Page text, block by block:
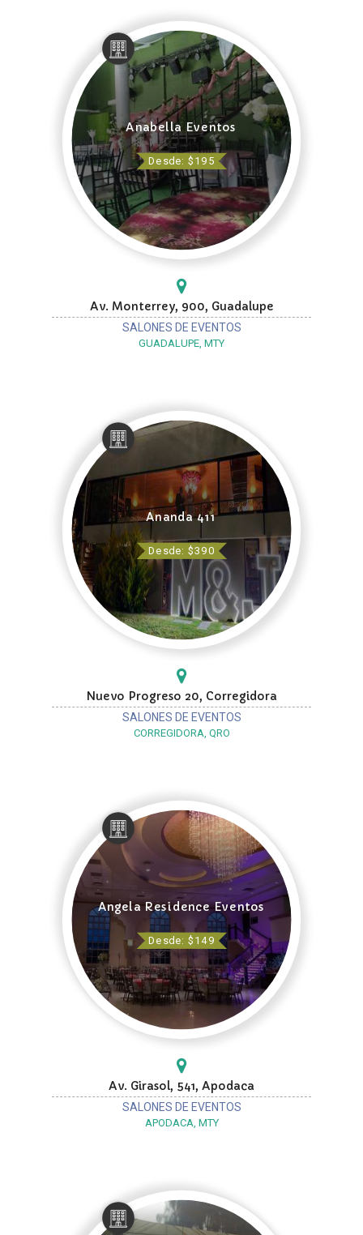
Anabella Eventos
Desde: $195
Av. Monterrey, 900, Guadalupe
SALONES DE EVENTOS
GUADALUPE, MTY
Ananda 411
Desde: $390
Nuevo Progreso 20, Corregidora
SALONES DE EVENTOS
CORREGIDORA, QRO
Angela Residence Eventos
Desde: $149
Av. Girasol, 541, Apodaca
SALONES DE EVENTOS
APODACA, MTY